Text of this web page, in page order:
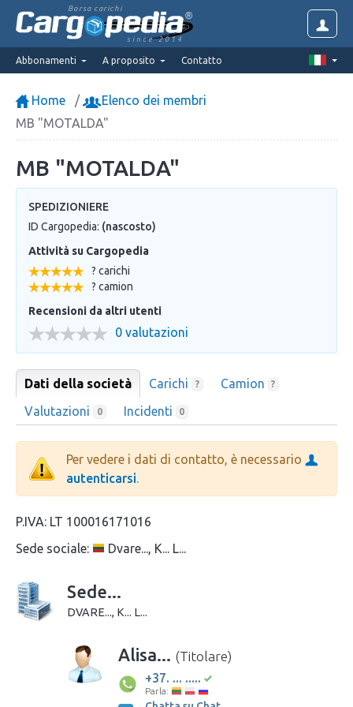
Borsa carichi
since 2014
Abbonamenti A proposito Contatto
Home
Elenco dei membri
MB "MOTALDA"
MB "MOTALDA"
SPEDIZIONIERE
ID Cargopedia: (nascosto)
Attività su Cargopedia
? carichi
? camion
Recensioni da altri utenti
0 valutazioni
Dati della società Carichi ? Camion ?
Valutazioni 0 Incidenti 0
Per vedere i dati di contatto, è necessario
autenticarsi
P.IVA: LT 100016171016
Sede sociale:
Dvare..., K... L...
Sede...
DVARE..., K... L...
Alisa... (Titolare)
+37. ... .....
Parla: